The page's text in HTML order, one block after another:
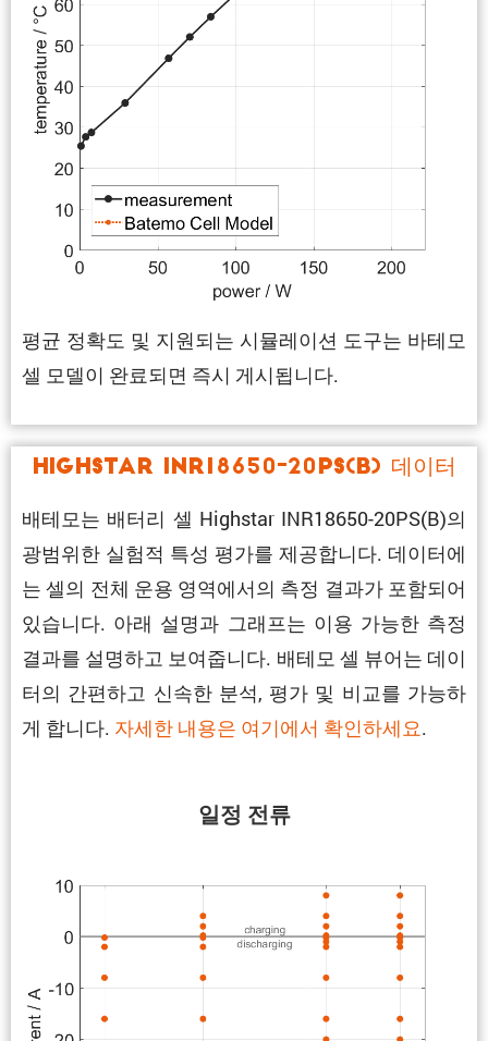
평균 정확도 및 지원되는 시뮬레이션 도구는 바테모
셀 모델이 완료되면 즉시 게시됩니다.
Highstar INR18650-20PS(B) 데이터
배테모는 배터리 셀 Highstar INR18650-20PS(B)의
광범위한 실험적 특성 평가를 제공합니다. 데이터에
는 셀의 전체 운용 영역에서의 측정 결과가 포함되어
있습니다. 아래 설명과 그래프는 이용 가능한 측정
결과를 설명하고 보여줍니다. 배테모 셀 뷰어는 데이
터의 간편하고 신속한 분석, 평가 및 비교를 가능하
게 합니다. 자세한 내용은 여기에서 확인하세요.
일정 전류